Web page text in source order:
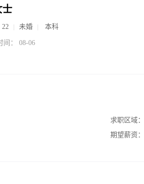
士
22 未婚 本科
间： 08-06
求职区域：
期望薪资：